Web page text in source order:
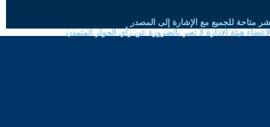
متاحة للجميع مع الإشارة إلى المصدر
هيئة الادارة لا تعبر بالضرورة عن رأي الحوار المتمدن